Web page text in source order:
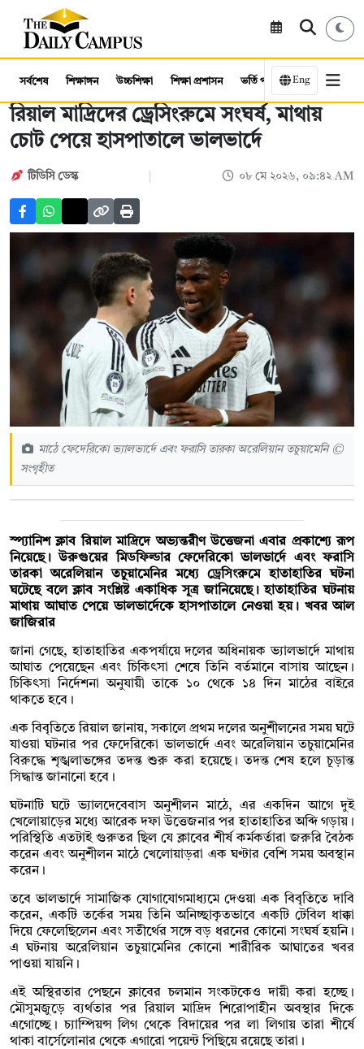
সর্বশেষ শিক্ষাঙ্গন উচ্চশিক্ষা শিক্ষা প্রশাসন ভর্তি পরীক্ষা কর্মসংস্থান
Eng
রিয়াল মাদ্রিদের ড্রেসিংরুমে সংঘর্ষ, মাথায়
চোট পেয়ে হাসপাতালে ভালভার্দে
টিডিসি ডেস্ক ০৮ মে ২০২৬, ০৯:৪২ AM
মাঠে ফেদেরিকো ভ্যালভার্দে এবং ফরাসি তারকা অরেলিয়ান তচুয়ামেনি ©
সংগৃহীত
স্প্যানিশ ক্লাব রিয়াল মাদ্রিদে অভ্যন্তরীণ উত্তেজনা এবার প্রকাশ্যে রূপ
নিয়েছে। উরুগুয়ের মিডফিল্ডার ফেদেরিকো ভালভার্দে এবং ফরাসি
তারকা অরেলিয়ান তচুয়ামেনির মধ্যে ড্রেসিংরুমে হাতাহাতির ঘটনা
ঘটেছে বলে ক্লাব সংশ্লিষ্ট একাধিক সূত্র জানিয়েছে। হাতাহাতির ঘটনায়
মাথায় আঘাত পেয়ে ভালভার্দেকে হাসপাতালে নেওয়া হয়। খবর আল
জাজিরার
জানা গেছে, হাতাহাতির একপর্যায়ে দলের অধিনায়ক ভ্যালভার্দে মাথায়
আঘাত পেয়েছেন এবং চিকিৎসা শেষে তিনি বর্তমানে বাসায় আছেন।
চিকিৎসা নির্দেশনা অনুযায়ী তাকে ১০ থেকে ১৪ দিন মাঠের বাইরে
থাকতে হবে।
এক বিবৃতিতে রিয়াল জানায়, সকালে প্রথম দলের অনুশীলনের সময় ঘটে
যাওয়া ঘটনার পর ফেদেরিকো ভালভার্দে এবং অরেলিয়ান তচুয়ামেনির
বিরুদ্ধে শৃঙ্খলাভঙ্গের তদন্ত শুরু করা হয়েছে। তদন্ত শেষ হলে চূড়ান্ত
সিদ্ধান্ত জানানো হবে।
ঘটনাটি ঘটে ভ্যালদেবেবাস অনুশীলন মাঠে, এর একদিন আগে দুই
খেলোয়াড়ের মধ্যে আরেক দফা উত্তেজনার পর হাতাহাতির অব্দি গড়ায়।
পরিস্থিতি এতটাই গুরুতর ছিল যে ক্লাবের শীর্ষ কর্মকর্তারা জরুরি বৈঠক
করেন এবং অনুশীলন মাঠে খেলোয়াড়রা এক ঘণ্টার বেশি সময় অবস্থান
করেন।
তবে ভালভার্দে সামাজিক যোগাযোগমাধ্যমে দেওয়া এক বিবৃতিতে দাবি
করেন, একটি তর্কের সময় তিনি অনিচ্ছাকৃতভাবে একটি টেবিল ধাক্কা
দিয়ে ফেলেছিলেন এবং সতীর্থের সঙ্গে বড় ধরনের কোনো সংঘর্ষ হয়নি।
এ ঘটনায় অরেলিয়ান তচুয়ামেনির কোনো শারীরিক আঘাতের খবর
পাওয়া যায়নি।
এই অস্থিরতার পেছনে ক্লাবের চলমান সংকটকেও দায়ী করা হচ্ছে।
মৌসুমজুড়ে ব্যর্থতার পর রিয়াল মাদ্রিদ শিরোপাহীন অবস্থার দিকে
এগোচ্ছে। চ্যাম্পিয়ন্স লিগ থেকে বিদায়ের পর লা লিগায় তারা শীর্ষে
থাকা বার্সেলোনার থেকে এগারো পয়েন্ট পিছিয়ে রয়েছে তারা।